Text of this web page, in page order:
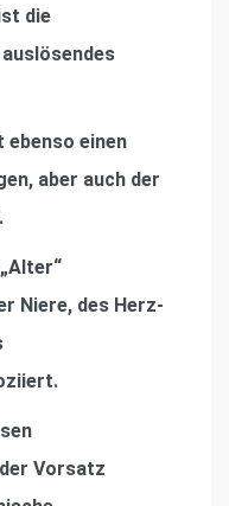
die
ebenso einen
aber auch der
Niere, des Herz-
Vorsatz